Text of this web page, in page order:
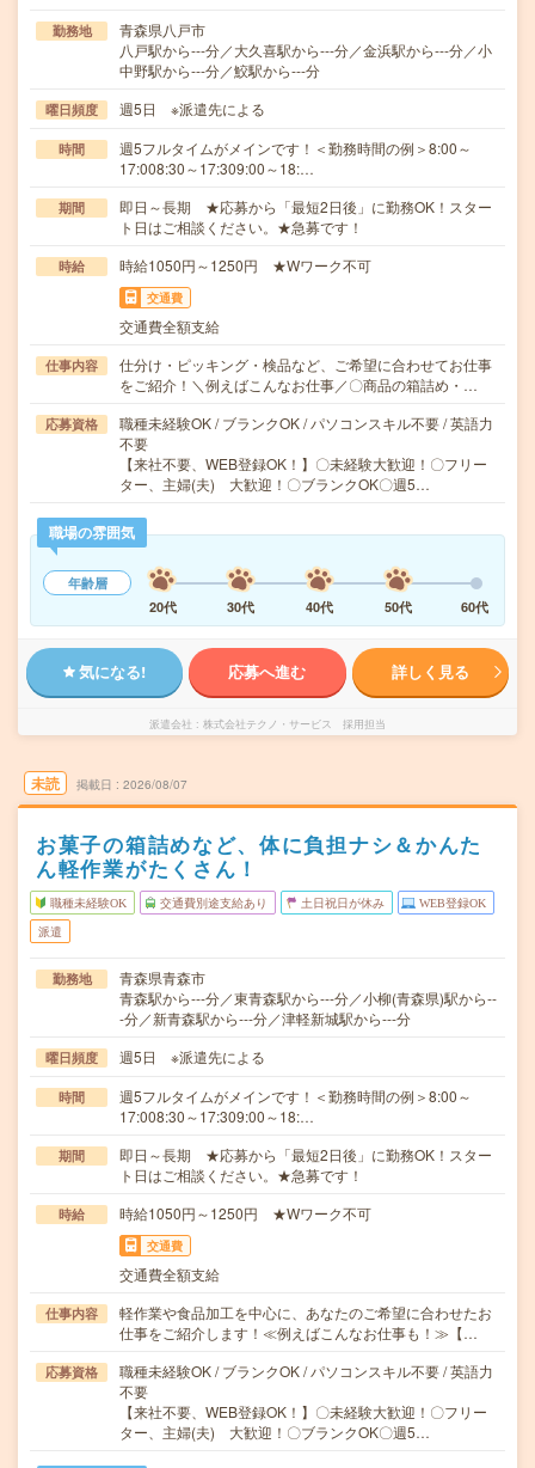
勤務地
青森県八戸市
八戸駅から---分／大久喜駅から---分／金浜駅から---分／小
中野駅から---分／鮫駅から---分
曜日頻度 週5日 ※派遣先による
時間
週5フルタイムがメインです！＜勤務時間の例＞8:00～
17:008:30～17:309:00～18:…
期間
即日～長期 ★応募から「最短2日後」に勤務OK！スター
ト日はご相談ください。★急募です！
時給 時給1050円～1250円 ★Wワーク不可
交通費
交通費全額支給
仕事内容
仕分け・ピッキング・検品など、ご希望に合わせてお仕事
をご紹介！＼例えばこんなお仕事／〇商品の箱詰め・…
応募資格
職種未経験OK / ブランクOK / パソコンスキル不要 / 英語力
不要
【来社不要、WEB登録OK！】〇未経験大歓迎！〇フリー
ター、主婦(夫) 大歓迎！〇ブランクOK〇週5…
職場の雰囲気
年齢層
20代
30代 40代 50代 60代
気になる! 応募へ進む 詳しく見る
派遣会社 株式会社テクノ・サービス 採用担当
未読 掲載日 2026/08/07
お菓子の箱詰めなど、体に負担ナシ＆かんた
ん軽作業がたくさん！
職種未経験OK 交通費別途支給あり 土日祝日が休み WEB登録OK
派遣
勤務地
青森県青森市
青森駅から---分／東青森駅から---分／小柳(青森県)駅から--
-分／新青森駅から---分／津軽新城駅から---分
曜日頻度 週5日 ※派遣先による
時間
週5フルタイムがメインです！＜勤務時間の例＞8:00～
17:008:30～17:309:00～18:…
期間
即日～長期 ★応募から「最短2日後」に勤務OK！スター
ト日はご相談ください。★急募です！
時給 時給1050円～1250円 ★Wワーク不可
交通費
交通費全額支給
仕事内容
軽作業や食品加工を中心に、あなたのご希望に合わせたお
仕事をご紹介します！≪例えばこんなお仕事も！≫【…
応募資格
職種未経験OK / ブランクOK / パソコンスキル不要 / 英語力
不要
【来社不要、WEB登録OK！】〇未経験大歓迎！〇フリー
ター、主婦(夫) 大歓迎！〇ブランクOK〇週5…